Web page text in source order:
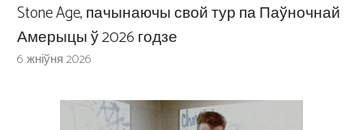
Stone Age, пачынаючы свой тур па Паўночнай
Амерыцы ў 2026 годзе
6 жніўня 2026